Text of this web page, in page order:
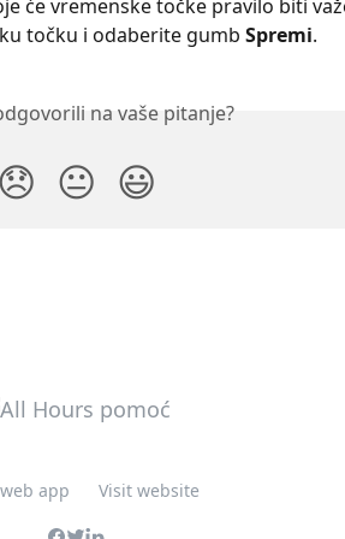
će vremenske točke pravilo biti
točku i odaberite gumb Spremi.
na vaše pitanje?
😞 😐 😃
app Visit website